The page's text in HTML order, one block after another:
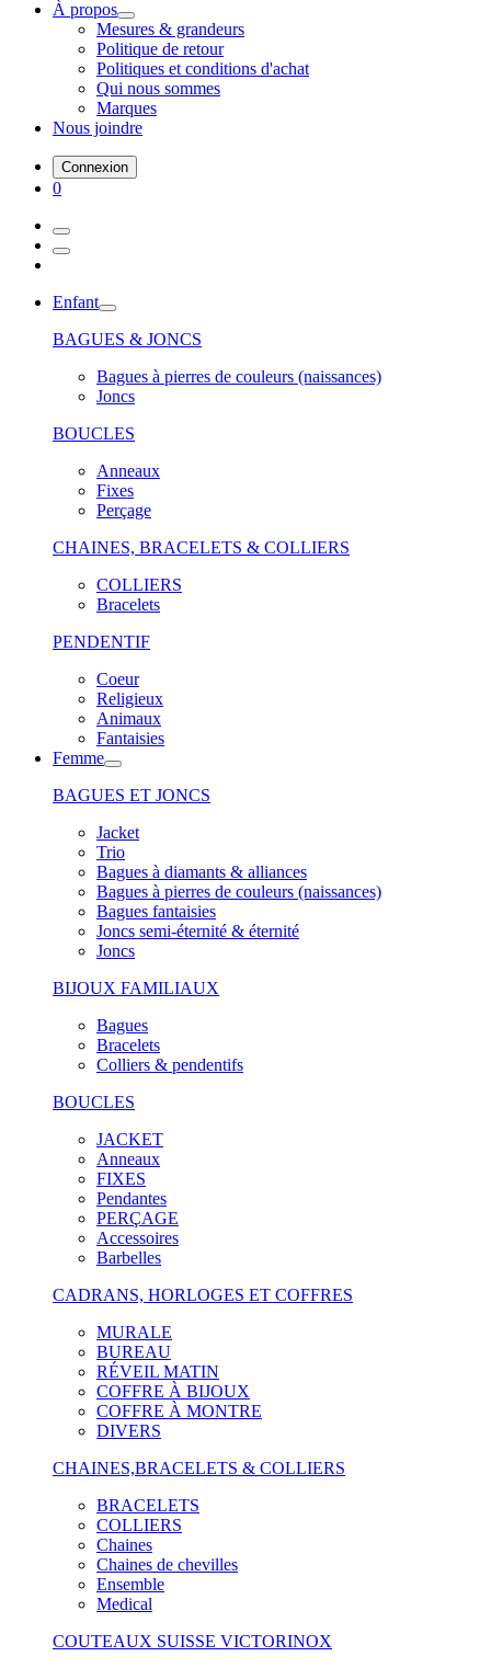
À propos
Mesures & grandeurs
Politique de retour
Politiques et conditions d'achat
Qui nous sommes
Marques
Nous joindre
Connexion
0
Enfant
BAGUES & JONCS
Bagues à pierres de couleurs (naissances)
Joncs
BOUCLES
Anneaux
Fixes
Perçage
CHAINES, BRACELETS & COLLIERS
COLLIERS
Bracelets
PENDENTIF
Coeur
Religieux
Animaux
Fantaisies
Femme
BAGUES ET JONCS
Jacket
Trio
Bagues à diamants & alliances
Bagues à pierres de couleurs (naissances)
Bagues fantaisies
Joncs semi-éternité & éternité
Joncs
BIJOUX FAMILIAUX
Bagues
Bracelets
Colliers & pendentifs
BOUCLES
JACKET
Anneaux
FIXES
Pendantes
PERÇAGE
Accessoires
Barbelles
CADRANS, HORLOGES ET COFFRES
MURALE
BUREAU
RÉVEIL MATIN
COFFRE À BIJOUX
COFFRE À MONTRE
DIVERS
CHAINES,BRACELETS & COLLIERS
BRACELETS
COLLIERS
Chaines
Chaines de chevilles
Ensemble
Medical
COUTEAUX SUISSE VICTORINOX